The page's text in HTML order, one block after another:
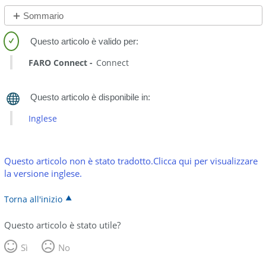
Salva
come
PDF
Sommario
No
intestazioni
FARO Connect Connect
Inglese
Questo articolo non è stato tradotto.Clicca qui per visualizzare
la versione inglese.
Torna all'inizio
Questo articolo è stato utile?
Sì
No